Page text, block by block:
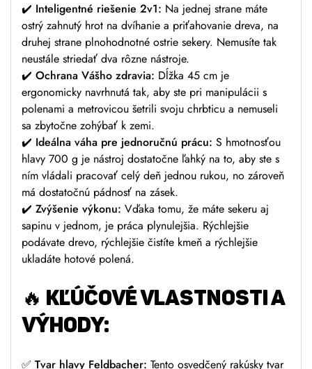
✔️ Inteligentné riešenie 2v1: Na jednej strane máte
ostrý zahnutý hrot na dvíhanie a priťahovanie dreva, na
druhej strane plnohodnotné ostrie sekery. Nemusíte tak
neustále striedať dva rôzne nástroje.
✔️ Ochrana Vášho zdravia: Dĺžka 45 cm je
ergonomicky navrhnutá tak, aby ste pri manipulácii s
polenami a metrovicou šetrili svoju chrbticu a nemuseli
sa zbytočne zohýbať k zemi.
✔️ Ideálna váha pre jednoručnú prácu: S hmotnosťou
hlavy 700 g je nástroj dostatočne ľahký na to, aby ste s
ním vládali pracovať celý deň jednou rukou, no zároveň
má dostatočnú pádnosť na zásek.
✔️ Zvýšenie výkonu: Vďaka tomu, že máte sekeru aj
sapinu v jednom, je práca plynulejšia. Rýchlejšie
podávate drevo, rýchlejšie čistíte kmeň a rýchlejšie
ukladáte hotové polená.
🔥 KĽÚČOVÉ VLASTNOSTI A
VÝHODY:
✅ Tvar hlavy Feldbacher: Tento osvedčený rakúsky tvar